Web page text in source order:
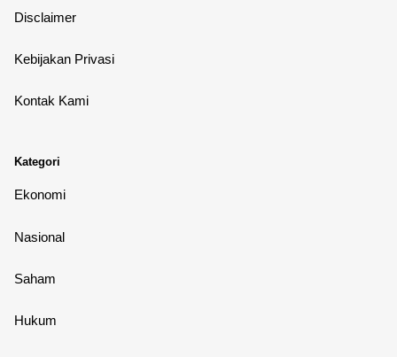
Disclaimer
Kebijakan Privasi
Kontak Kami
Kategori
Ekonomi
Nasional
Saham
Hukum